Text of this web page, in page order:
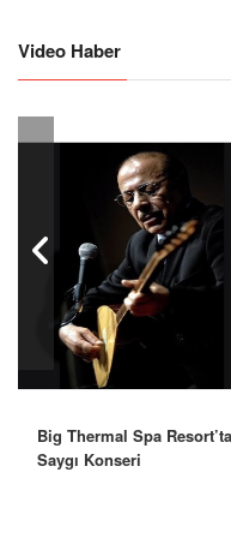
Video Haber
Big Thermal Spa
Saygı Konseri
Robbie Williams’tan
Olacak”